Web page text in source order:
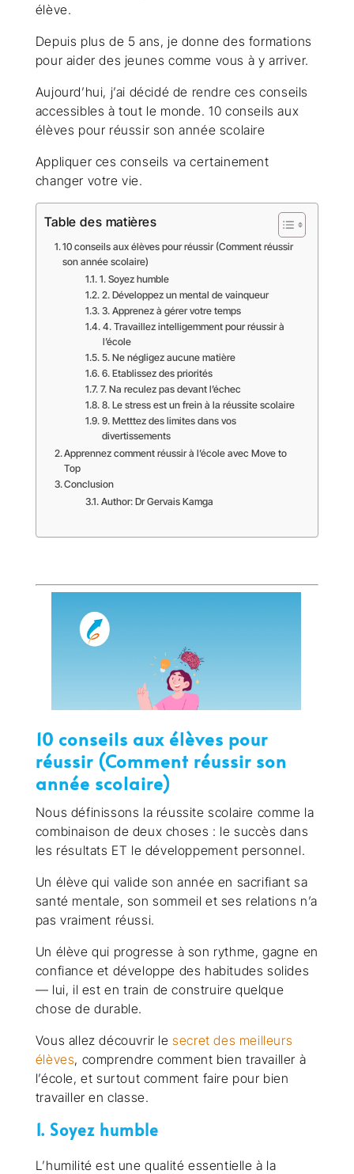
élève.
Depuis plus de 5 ans, je donne des formations
pour aider des jeunes comme vous à y arriver.
Aujourd’hui, j’ai décidé de rendre ces conseils
accessibles à tout le monde. 10 conseils aux
élèves pour réussir son année scolaire
Appliquer ces conseils va certainement
changer votre vie.
Table des matières
10 conseils aux élèves pour réussir (Comment réussir
son année scolaire)
1. Soyez humble
2. Développez un mental de vainqueur
3. Apprenez à gérer votre temps
4. Travaillez intelligemment pour réussir à
l’école
5. Ne négligez aucune matière
6. Etablissez des priorités
7. Na reculez pas devant l’échec
8. Le stress est un frein à la réussite scolaire
9. Metttez des limites dans vos
divertissements
Apprennez comment réussir à l’école avec Move to
Top
Conclusion
Author: Dr Gervais Kamga
10 conseils aux élèves pour
réussir (Comment réussir son
année scolaire)
Nous définissons la réussite scolaire comme la
combinaison de deux choses : le succès dans
les résultats ET le développement personnel.
Un élève qui valide son année en sacrifiant sa
santé mentale, son sommeil et ses relations n’a
pas vraiment réussi.
Un élève qui progresse à son rythme, gagne en
confiance et développe des habitudes solides
— lui, il est en train de construire quelque
chose de durable.
Vous allez découvrir lesecret des meilleurs
élèves, comprendre comment bien travailler à
l’école, et surtout comment faire pour bien
travailler en classe.
1. Soyez humble
L’humilité est une qualité essentielle à la